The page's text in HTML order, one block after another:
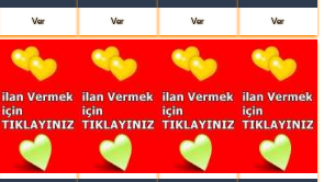
Ver Ver Ver Ver